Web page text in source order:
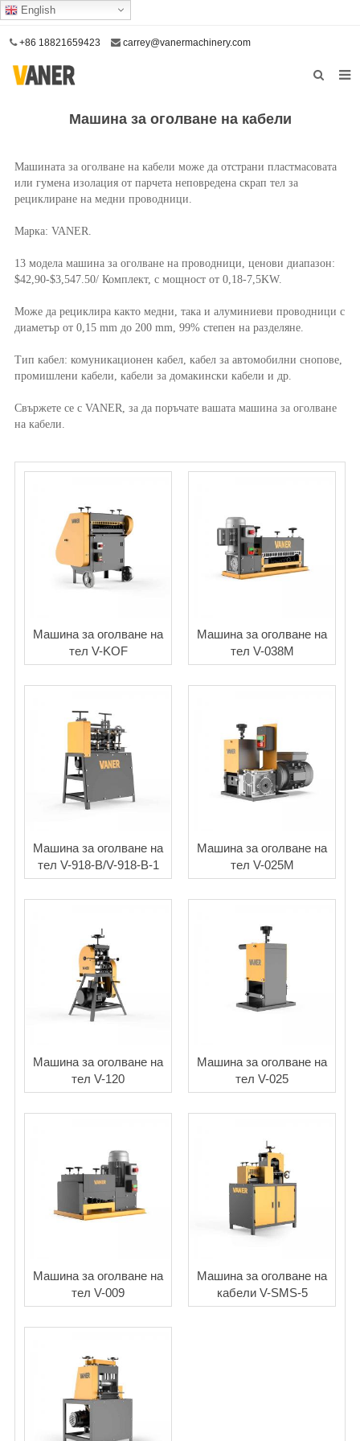
English
+86 18821659423 carrey@vanermachinery.com
Продукти
Машина за оголване на кабели
Машината за оголване на кабели може да отстрани пластмасовата
или гумена изолация от парчета неповредена скрап тел за
рециклиране на медни проводници.
Марка: VANER.
13 модела машина за оголване на проводници, ценови диапазон:
$42,90-$3,547.50/ Комплект, с мощност от 0,18-7,5KW.
Може да рециклира както медни, така и алуминиеви проводници с
диаметър от 0,15 mm до 200 mm, 99% степен на разделяне.
Тип кабел: комуникационен кабел, кабел за автомобилни снопове,
промишлени кабели, кабели за домакински кабели и др.
Свържете се с VANER, за да поръчате вашата машина за оголване
на кабели.
Машина за оголване на
тел V-KOF
Машина за оголване на
тел V-038M
Машина за оголване на
тел V-918-B/V-918-B-1
Машина за оголване на
тел V-025M
Машина за оголване на
тел V-120
Машина за оголване на
тел V-025
Машина за оголване на
тел V-009
Машина за оголване на
кабели V-SMS-5